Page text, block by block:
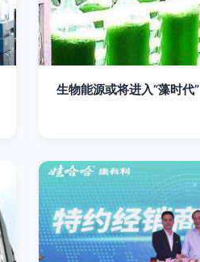
生物能源或将进入“藻时代”